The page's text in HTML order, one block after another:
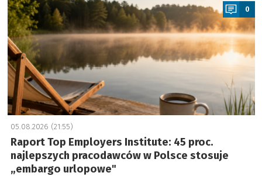
0
05.08.2026 (21:55)
Raport Top Employers Institute: 45 proc.
najlepszych pracodawców w Polsce stosuje
„embargo urlopowe"